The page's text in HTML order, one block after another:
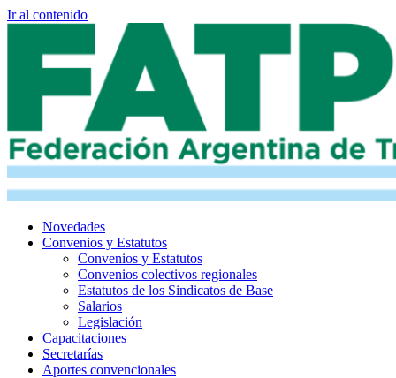
Ir al contenido
Novedades
Convenios y Estatutos
Convenios y Estatutos
Convenios colectivos regionales
Estatutos de los Sindicatos de Base
Salarios
Legislación
Capacitaciones
Secretarías
Aportes convencionales